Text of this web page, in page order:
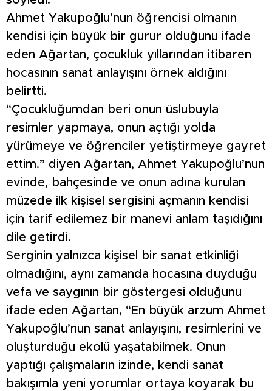
Ahmet Yakupoğlu’nun öğrencisi olmanın
kendisi için büyük bir gurur olduğunu ifade
eden Ağartan, çocukluk yıllarından itibaren
hocasının sanat anlayışını örnek aldığını
belirtti.
“Çocukluğumdan beri onun üslubuyla
resimler yapmaya, onun açtığı yolda
yürümeye ve öğrenciler yetiştirmeye gayret
ettim.” diyen Ağartan, Ahmet Yakupoğlu’nun
evinde, bahçesinde ve onun adına kurulan
müzede ilk kişisel sergisini açmanın kendisi
için tarif edilemez bir manevi anlam taşıdığını
dile getirdi.
Serginin yalnızca kişisel bir sanat etkinliği
olmadığını, aynı zamanda hocasına duyduğu
vefa ve saygının bir göstergesi olduğunu
ifade eden Ağartan, “En büyük arzum Ahmet
Yakupoğlu’nun sanat anlayışını, resimlerini ve
oluşturduğu ekolü yaşatabilmek. Onun
yaptığı çalışmaların izinde, kendi sanat
bakışımla yeni yorumlar ortaya koyarak bu